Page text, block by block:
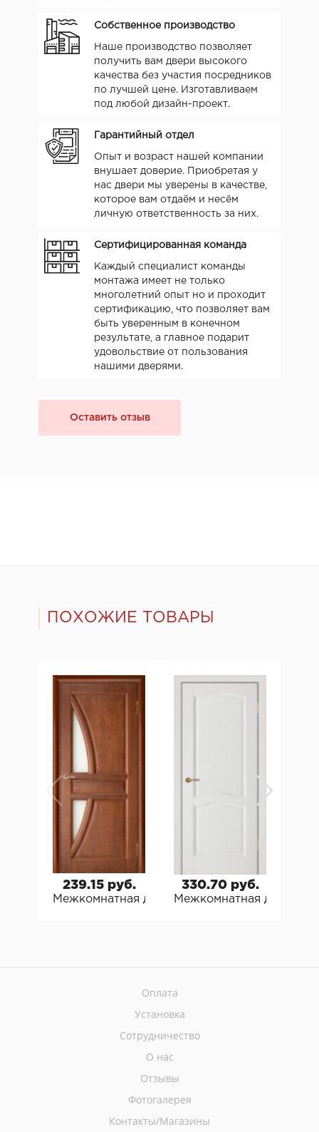
Собственное производство
Наше производство позволяет
получить вам двери высокого
качества без участия посредников
по лучшей цене. Изготавливаем
под любой дизайн-проект.
Гарантийный отдел
Опыт и возраст нашей компании
внушает доверие. Приобретая у
нас двери мы уверены в качестве,
которое вам отдаём и несём
личную ответственность за них.
Сертифицированная команда
Каждый специалист команды
монтажа имеет не только
многолетний опыт но и проходит
сертификацию, что позволяет вам
быть уверенным в конечном
результате, а главное подарит
удовольствие от пользования
нашими дверями.
Оставить отзыв
ПОХОЖИЕ ТОВАРЫ
239.15 руб.
Межкомнатная дверь Вилейские Vilario
330.70 руб.
Межкомнатная дверь
Оплата
Установка
Сотрудничество
О нас
Отзывы
Фотогалерея
Контакты/Магазины